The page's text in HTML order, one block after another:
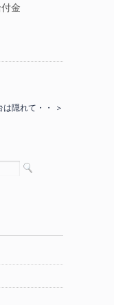
金
隠れて・・ ＞